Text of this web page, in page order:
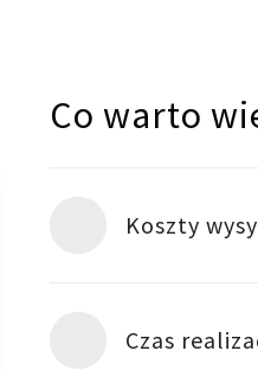
Co warto
Koszty
Czas